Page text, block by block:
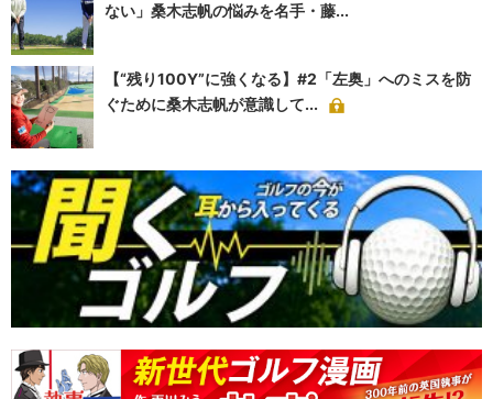
ない」桑木志帆の悩みを名手・藤...
【“残り100Y”に強くなる】#2「左奥」へのミスを防
ぐために桑木志帆が意識して...